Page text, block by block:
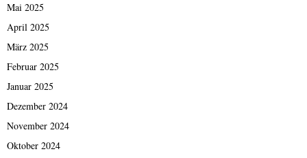
Mai 2025
April 2025
März 2025
Februar 2025
Januar 2025
Dezember 2024
November 2024
Oktober 2024